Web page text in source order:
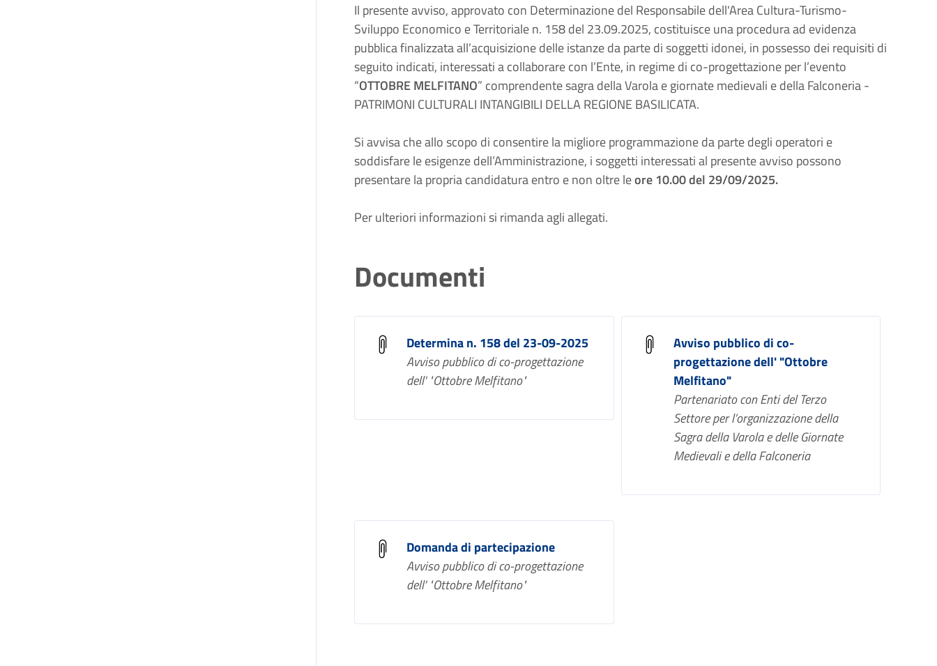
Il presente avviso, approvato con Determinazione del Responsabile dell'Area Cultura-Turismo-
Sviluppo Economico e Territoriale n. 158 del 23.09.2025, costituisce una procedura ad evidenza
pubblica finalizzata all’acquisizione delle istanze da parte di soggetti idonei, in possesso dei requisiti di
seguito indicati, interessati a collaborare con l’Ente, in regime di co-progettazione per l’evento
“OTTOBRE MELFITANO” comprendente sagra della Varola e giornate medievali e della Falconeria -
PATRIMONI CULTURALI INTANGIBILI DELLA REGIONE BASILICATA.
Si avvisa che allo scopo di consentire la migliore programmazione da parte degli operatori e
soddisfare le esigenze dell’Amministrazione, i soggetti interessati al presente avviso possono
presentare la propria candidatura entro e non oltre leore 10.00 del 29/09/2025.
Per ulteriori informazioni si rimanda agli allegati.
Documenti
Determina n. 158 del 23-09-2025
Avviso pubblico di co-progettazione
dell' "Ottobre Melfitano"
Avviso pubblico di co-
progettazione dell' "Ottobre
Melfitano"
Partenariato con Enti del Terzo
Settore per l’organizzazione della
Sagra della Varola e delle Giornate
Medievali e della Falconeria
Domanda di partecipazione
Avviso pubblico di co-progettazione
dell' "Ottobre Melfitano"